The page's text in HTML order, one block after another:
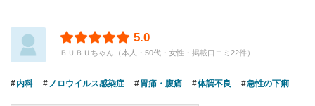
5.0
ＢＵＢＵちゃん（本人・50代・女性・掲載口コミ22件）
内科 ノロウイルス感染症 胃痛・腹痛 体調不良 急性の下痢